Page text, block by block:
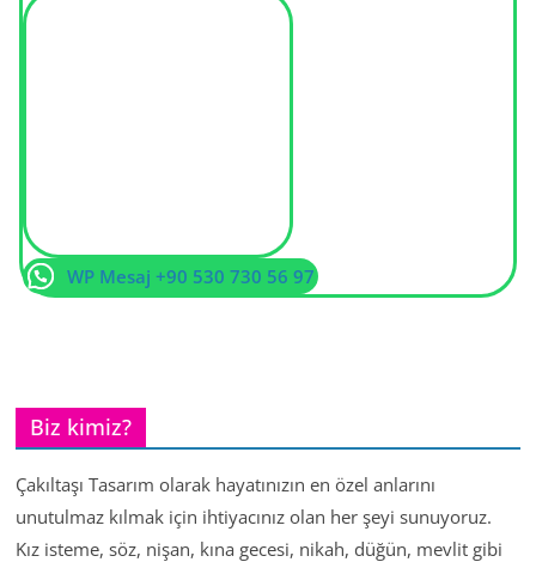
WP Mesaj +90 530 730 56 97
Biz kimiz?
Çakıltaşı Tasarım olarak hayatınızın en özel anlarını
unutulmaz kılmak için ihtiyacınız olan her şeyi sunuyoruz.
Kız isteme, söz, nişan, kına gecesi, nikah, düğün, mevlit gibi